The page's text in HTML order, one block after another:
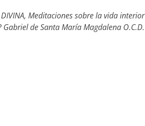
Meditaciones sobre la vida interior
de Santa María Magdalena O.C.D.